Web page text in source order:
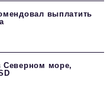
выплатить
Северном море,